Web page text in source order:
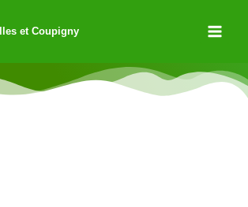
et Coupigny